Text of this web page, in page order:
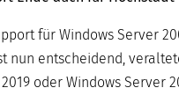
für Windows Server
nun entscheidend,
oder Windows